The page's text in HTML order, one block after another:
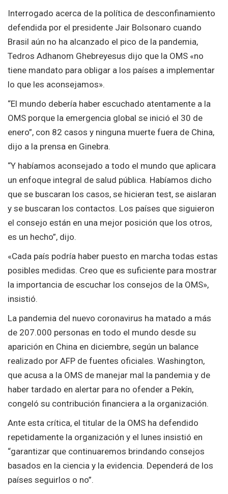
Interrogado acerca de la política de desconfinamiento
defendida por el presidente Jair Bolsonaro cuando
Brasil aún no ha alcanzado el pico de la pandemia,
Tedros Adhanom Ghebreyesus dijo que la OMS «no
tiene mandato para obligar a los países a implementar
lo que les aconsejamos».
“El mundo debería haber escuchado atentamente a la
OMS porque la emergencia global se inició el 30 de
enero”, con 82 casos y ninguna muerte fuera de China,
dijo a la prensa en Ginebra.
“Y habíamos aconsejado a todo el mundo que aplicara
un enfoque integral de salud pública. Habíamos dicho
que se buscaran los casos, se hicieran test, se aislaran
y se buscaran los contactos. Los países que siguieron
el consejo están en una mejor posición que los otros,
es un hecho”, dijo.
«Cada país podría haber puesto en marcha todas estas
posibles medidas. Creo que es suficiente para mostrar
la importancia de escuchar los consejos de la OMS»,
insistió.
La pandemia del nuevo coronavirus ha matado a más
de 207.000 personas en todo el mundo desde su
aparición en China en diciembre, según un balance
realizado por AFP de fuentes oficiales. Washington,
que acusa a la OMS de manejar mal la pandemia y de
haber tardado en alertar para no ofender a Pekín,
congeló su contribución financiera a la organización.
Ante esta crítica, el titular de la OMS ha defendido
repetidamente la organización y el lunes insistió en
“garantizar que continuaremos brindando consejos
basados en la ciencia y la evidencia. Dependerá de los
países seguirlos o no”.